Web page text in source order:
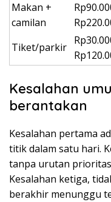
Makan +
camilan
Tiket/parkir
Kesalahan
berantakan
Kesalahan pertama
titik dalam satu hari.
tanpa urutan
Kesalahan ketiga,
berakhir menunggu